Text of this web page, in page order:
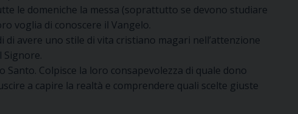
le domeniche la messa (soprattutto se devono studiare
voglia di conoscere il Vangelo.
avere uno stile di vita cristiano magari nell’attenzione
Colpisce la loro consapevolezza di quale dono
a capire la realtà e comprendere quali scelte giuste